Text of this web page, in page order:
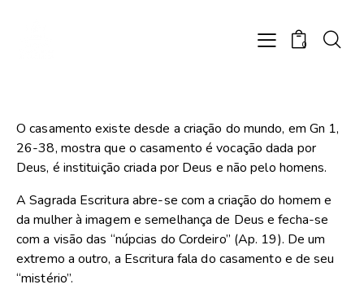
0
O casamento existe desde a criação do mundo, em Gn 1,
26-38, mostra que o casamento é vocação dada por
Deus, é instituição criada por Deus e não pelo homens.
A Sagrada Escritura abre-se com a criação do homem e
da mulher à imagem e semelhança de Deus e fecha-se
com a visão das “núpcias do Cordeiro” (Ap. 19). De um
extremo a outro, a Escritura fala do casamento e de seu
“mistério”.